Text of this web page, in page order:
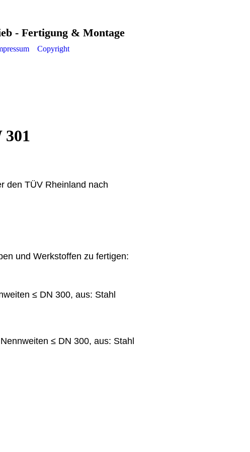
- Fertigung & Montage
Copyright
den TÜV Rheinland nach
und Werkstoffen zu fertigen:
≤ DN 300, aus: Stahl
≤ DN 300, aus: Stahl